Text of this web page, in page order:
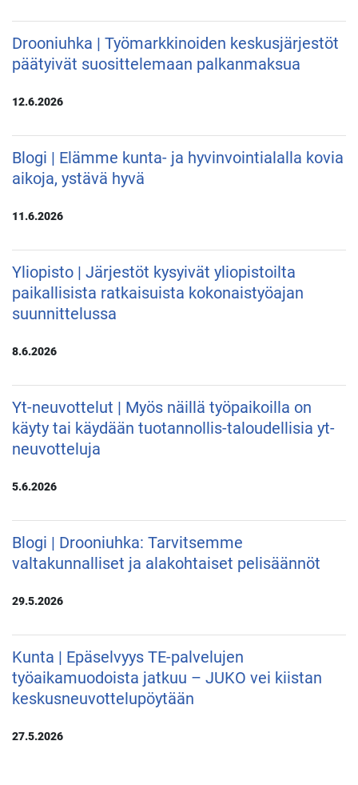
Drooniuhka | Työmarkkinoiden keskusjärjestöt
päätyivät suosittelemaan palkanmaksua
12.6.2026
Blogi | Elämme kunta- ja hyvinvointialalla kovia
aikoja, ystävä hyvä
11.6.2026
Yliopisto | Järjestöt kysyivät yliopistoilta
paikallisista ratkaisuista kokonaistyöajan
suunnittelussa
8.6.2026
Yt-neuvottelut | Myös näillä työpaikoilla on
käyty tai käydään tuotannollis-taloudellisia yt-
neuvotteluja
5.6.2026
Blogi | Drooniuhka: Tarvitsemme
valtakunnalliset ja alakohtaiset pelisäännöt
29.5.2026
Kunta | Epäselvyys TE-palvelujen
työaikamuodoista jatkuu – JUKO vei kiistan
keskusneuvottelupöytään
27.5.2026